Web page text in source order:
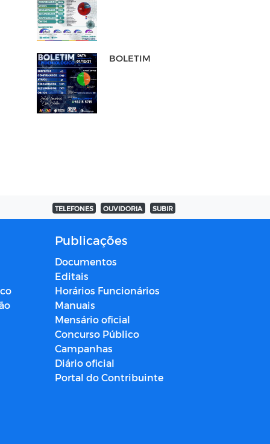
BOLETIM
TELEFONES OUVIDORIA SUBIR
Publicações
Documentos
Editais
Horários Funcionários
Manuais
Mensário oficial
Concurso Público
Campanhas
Diário oficial
Portal do Contribuinte